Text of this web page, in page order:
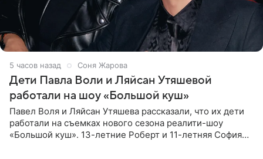
5 часов назад Соня Жарова
Дети Павла Воли и Ляйсан Утяшевой
работали на шоу «Большой куш»
Павел Воля и Ляйсан Утяшева рассказали, что их дети
работали на съемках нового сезона реалити-шоу
«Большой куш». 13-летние Роберт и 11-летняя София